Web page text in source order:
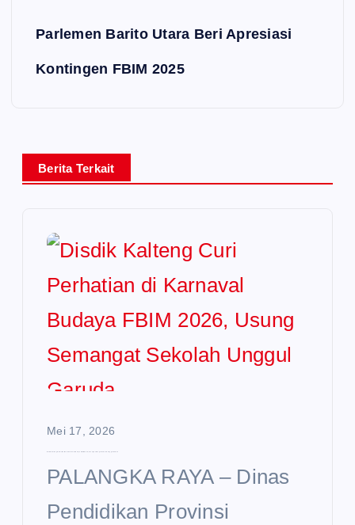
Parlemen Barito Utara Beri Apresiasi
Kontingen FBIM 2025
Berita Terkait
Mei 17, 2026
PALANGKA RAYA – Dinas
Pendidikan Provinsi